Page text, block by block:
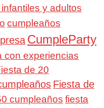
y adultos
cumpleaños
CumpleParty
con experiencias
de 20
Fiesta de
cumpleaños fiesta